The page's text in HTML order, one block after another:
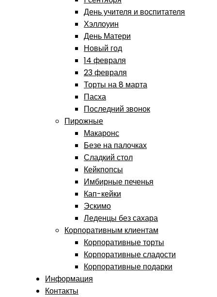
День учителя и воспитателя
Хэллоуин
День Матери
Новый год
14 февраля
23 февраля
Торты на 8 марта
Пасха
Последний звонок
Пирожные
Макаронс
Безе на палочках
Сладкий стол
Кейкпопсы
Имбирные печенья
Кап-кейки
Эскимо
Леденцы без сахара
Корпоративным клиентам
Корпоративные торты
Корпоративные сладости
Корпоративные подарки
Информация
Контакты